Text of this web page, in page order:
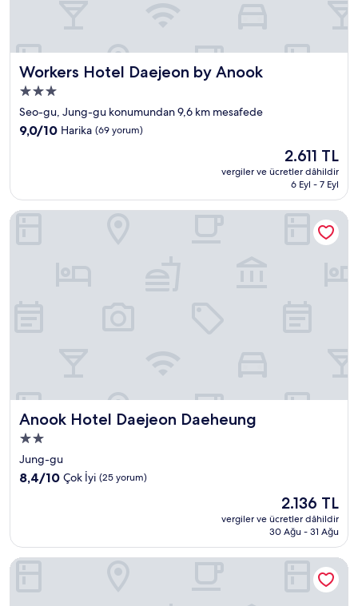
Workers Hotel Daejeon by Anook
Workers Hotel Daejeon by Anook
3.0
yıldızlı
konaklama
yeri
Seo-gu, Jung-gu konumundan 9,6 km mesafede
10
yorum)
9,0/10 Harika (69 yorum)
Güncel
fiyat:
2.611 TL
2.611 TL
vergiler ve ücretler dâhildir
6 Eyl - 7 Eyl
Anook Hotel Daejeon Daeheung
Anook Hotel Daejeon Daeheung
2.0
yıldızlı
konaklama
Jung-gu
10
(25
yorum)
8,4/10 Çok İyi (25 yorum)
Güncel
fiyat:
2.136 TL
2.136 TL
vergiler ve ücretler dâhildir
30 Ağu - 31 Ağu
Anook Hotel Daejeon Daeheung
Residence Hotel LINE